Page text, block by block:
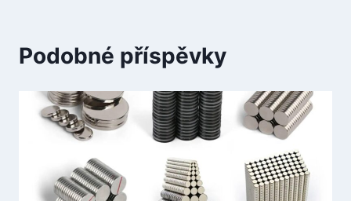
Podobné příspěvky